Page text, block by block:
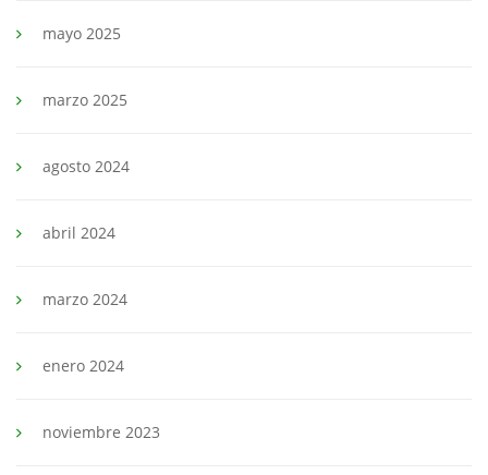
mayo 2025
marzo 2025
agosto 2024
abril 2024
marzo 2024
enero 2024
noviembre 2023